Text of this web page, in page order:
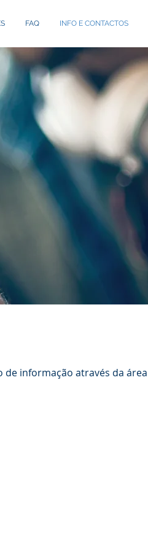
FAQ INFO E CONTACTOS
de informação através da área